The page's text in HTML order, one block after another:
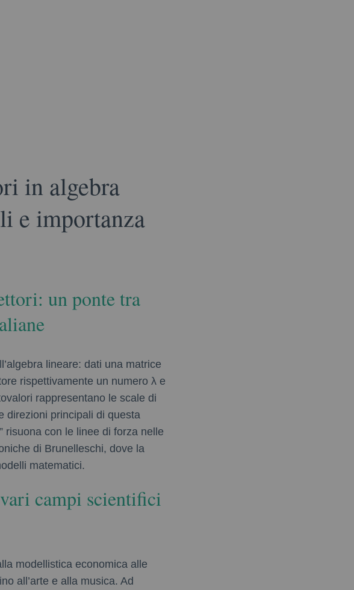
in algebra
e importanza
un ponte tra
lineare: dati una matrice
rispettivamente un numero λ e
rappresentano le scale di
direzioni principali di questa
risuona con le linee di forza nelle
di Brunelleschi, dove la
matematici.
campi scientifici
modellistica economica alle
all’arte e alla musica. Ad